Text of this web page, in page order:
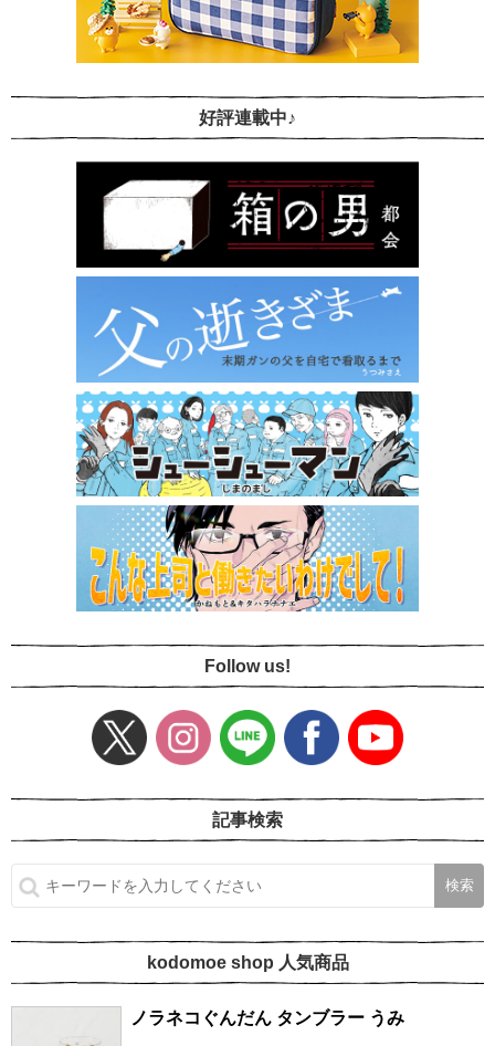
好評連載中♪
Follow us!
記事検索
kodomoe shop 人気商品
ノラネコぐんだん タンブラー うみ